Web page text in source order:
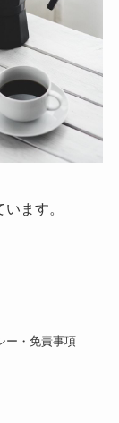
ます。
ー・免責事項